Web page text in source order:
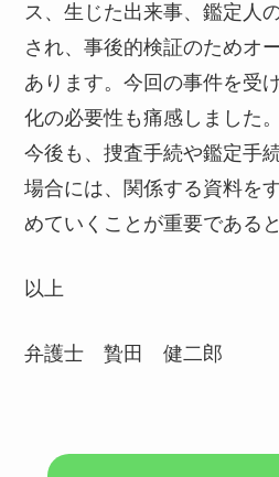
ス、生じた出来事、鑑定人
され、事後的検証のためオ
あります。今回の事件を受
化の必要性も痛感しました。
今後も、捜査手続や鑑定手
場合には、関係する資料を
めていくことが重要である
以上
弁護士 贄田 健二郎